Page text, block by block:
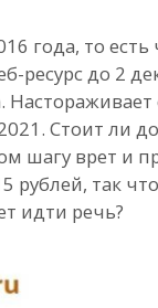
года, то есть
ресурс до 2
Стоит ли
шагу врет и
рублей, так
идти речь?